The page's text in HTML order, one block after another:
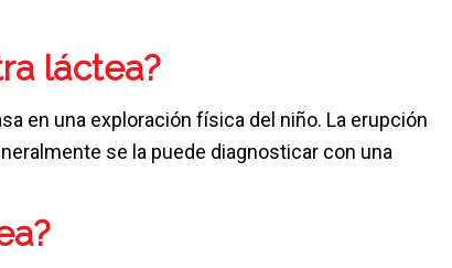
láctea?
en una exploración física del niño. La erupción
se la puede diagnosticar con una